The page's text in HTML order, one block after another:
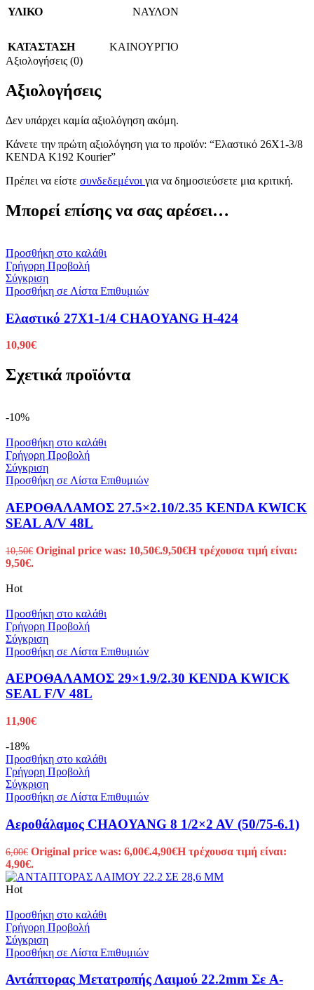
ΥΛΙΚΟ ΝΑΥΛΟΝ
ΚΑΤΑΣΤΑΣΗ
ΚΑΙΝΟΥΡΓΙΟ
Αξιολογήσεις (0)
Αξιολογήσεις
Δεν υπάρχει καμία αξιολόγηση ακόμη.
Κάνετε την πρώτη αξιολόγηση για το προϊόν: “Ελαστικό 26X1-3/8
KENDA K192 Kourier”
Πρέπει να είστε συνδεδεμένοι για να δημοσιεύσετε μια κριτική.
Μπορεί επίσης να σας αρέσει…
Προσθήκη στο καλάθι
Γρήγορη Προβολή
Σύγκριση
Προσθήκη σε Λίστα Επιθυμιών
Ελαστικό 27X1-1/4 CHAOYANG H-424
10,90€
Σχετικά προϊόντα
-10%
Προσθήκη στο καλάθι
Γρήγορη Προβολή
Σύγκριση
Προσθήκη σε Λίστα Επιθυμιών
ΑΕΡΟΘΑΛΑΜΟΣ 27.5×2.10/2.35 KENDA KWICK
SEAL A/V 48L
10,50€ Original price was: 10,50€.9,50€Η τρέχουσα τιμή είναι:
9,50€.
Hot
Προσθήκη στο καλάθι
Γρήγορη Προβολή
Σύγκριση
Προσθήκη σε Λίστα Επιθυμιών
ΑΕΡΟΘΑΛΑΜΟΣ 29×1.9/2.30 KENDA KWICK
SEAL F/V 48L
11,90€
-18%
Προσθήκη στο καλάθι
Γρήγορη Προβολή
Σύγκριση
Προσθήκη σε Λίστα Επιθυμιών
Αεροθάλαμος CHAOYANG 8 1/2×2 AV (50/75-6.1)
6,00€ Original price was: 6,00€.4,90€Η τρέχουσα τιμή είναι:
4,90€.
Hot
Προσθήκη στο καλάθι
Γρήγορη Προβολή
Σύγκριση
Προσθήκη σε Λίστα Επιθυμιών
Αντάπτορας Μετατροπής Λαιμού 22.2mm Σε A-